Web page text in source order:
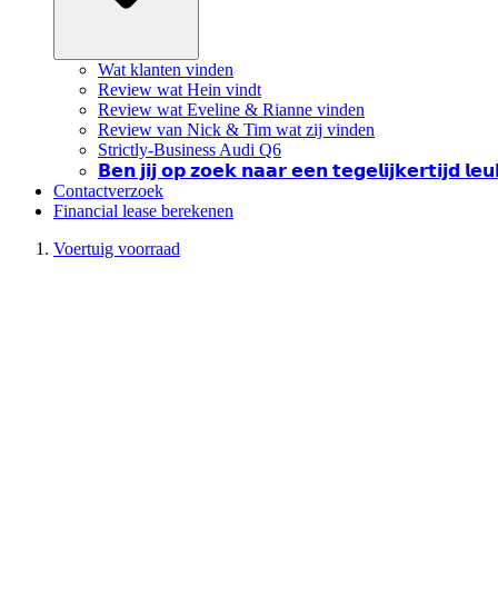
Wat klanten vinden
Review wat Hein vindt
Review wat Eveline & Rianne vinden
Review van Nick & Tim wat zij vinden
Strictly-Business Audi Q6
𝗕𝗲𝗻 𝗷𝗶𝗷 𝗼𝗽 𝘇𝗼𝗲𝗸 𝗻𝗮𝗮𝗿 𝗲𝗲𝗻 𝘁𝗲𝗴𝗲𝗹𝗶𝗷𝗸𝗲𝗿𝘁𝗶𝗷𝗱
Contactverzoek
Financial lease berekenen
Voertuig voorraad